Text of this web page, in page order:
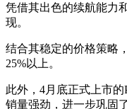
凭借其出色的续航能力
现。
结合其稳定的价格策略
25%以上。
此外，4月底正式上市的
销量强劲，进一步巩固